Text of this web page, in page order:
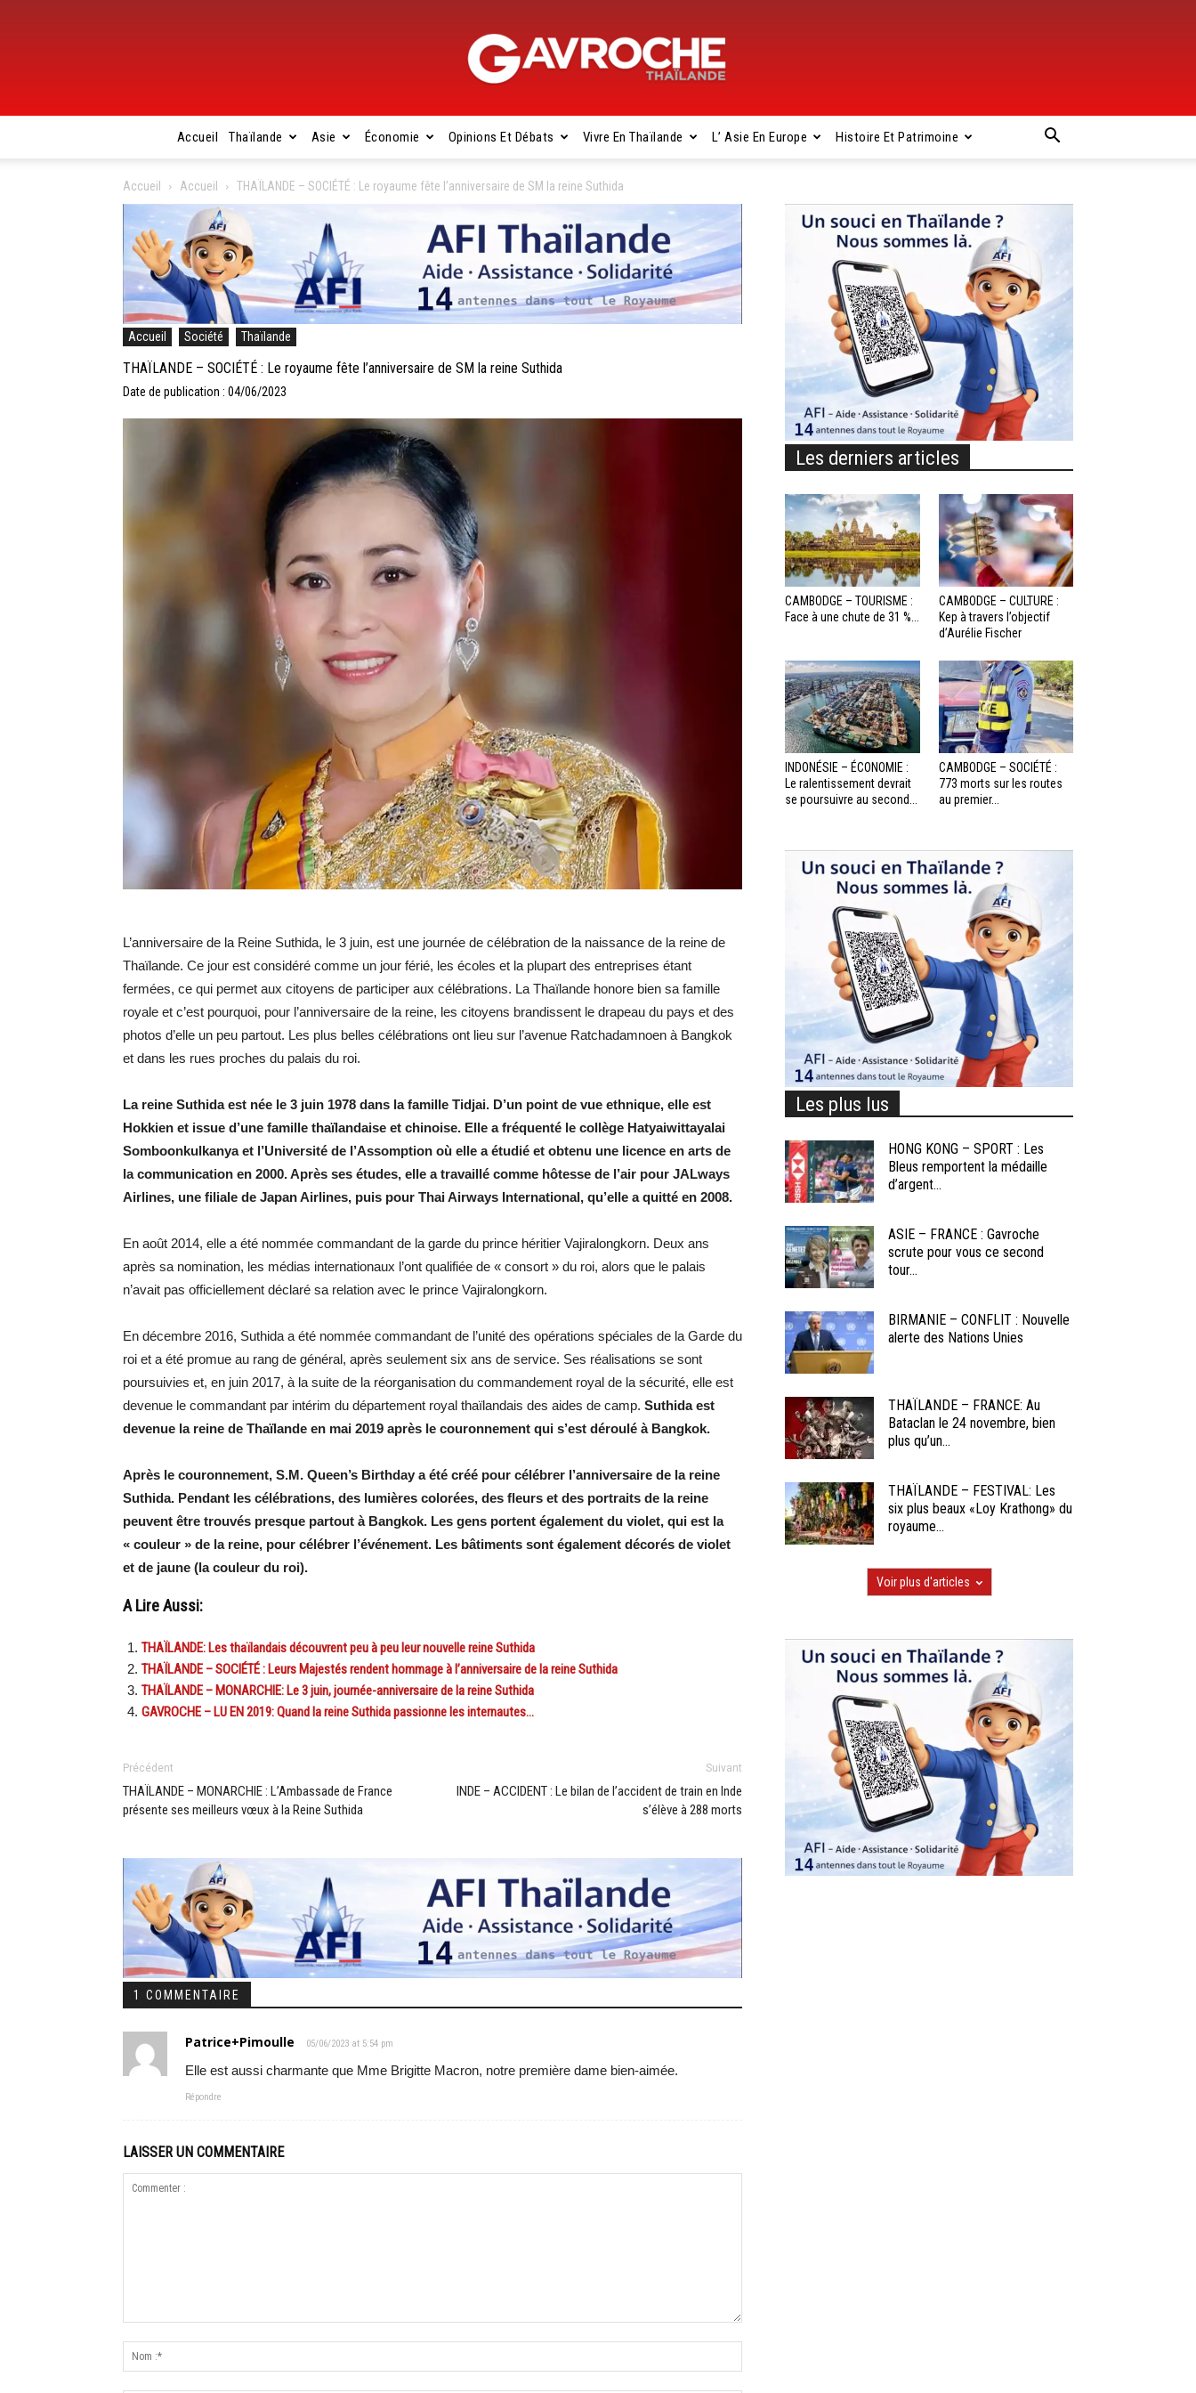
Gavroche
Thaïlande
Accueil Thaïlande Asie Économie Opinions Et Débats Vivre En Thaïlande L’ Asie En Europe Histoire Et Patrimoine
Accueil Accueil THAÏLANDE – SOCIÉTÉ : Le royaume fête l’anniversaire de SM la reine Suthida
Accueil Société Thaïlande
THAÏLANDE – SOCIÉTÉ : Le royaume fête l’anniversaire de SM la reine Suthida
Date de publication : 04/06/2023
L’anniversaire de la Reine Suthida, le 3 juin, est une journée de célébration de la naissance de la reine de
Thaïlande. Ce jour est considéré comme un jour férié, les écoles et la plupart des entreprises étant
fermées, ce qui permet aux citoyens de participer aux célébrations. La Thaïlande honore bien sa famille
royale et c’est pourquoi, pour l’anniversaire de la reine, les citoyens brandissent le drapeau du pays et des
photos d’elle un peu partout. Les plus belles célébrations ont lieu sur l’avenue Ratchadamnoen à Bangkok
et dans les rues proches du palais du roi.
La reine Suthida est née le 3 juin 1978 dans la famille Tidjai. D’un point de vue ethnique, elle est
Hokkien et issue d’une famille thaïlandaise et chinoise. Elle a fréquenté le collège Hatyaiwittayalai
Somboonkulkanya et l’Université de l’Assomption où elle a étudié et obtenu une licence en arts de
la communication en 2000. Après ses études, elle a travaillé comme hôtesse de l’air pour JALways
Airlines, une filiale de Japan Airlines, puis pour Thai Airways International, qu’elle a quitté en 2008.
En août 2014, elle a été nommée commandant de la garde du prince héritier Vajiralongkorn. Deux ans
après sa nomination, les médias internationaux l’ont qualifiée de « consort » du roi, alors que le palais
n’avait pas officiellement déclaré sa relation avec le prince Vajiralongkorn.
En décembre 2016, Suthida a été nommée commandant de l’unité des opérations spéciales de la Garde du
roi et a été promue au rang de général, après seulement six ans de service. Ses réalisations se sont
poursuivies et, en juin 2017, à la suite de la réorganisation du commandement royal de la sécurité, elle est
devenue le commandant par intérim du département royal thaïlandais des aides de camp. Suthida est
devenue la reine de Thaïlande en mai 2019 après le couronnement qui s’est déroulé à Bangkok.
Après le couronnement, S.M. Queen’s Birthday a été créé pour célébrer l’anniversaire de la reine
Suthida. Pendant les célébrations, des lumières colorées, des fleurs et des portraits de la reine
peuvent être trouvés presque partout à Bangkok. Les gens portent également du violet, qui est la
« couleur » de la reine, pour célébrer l’événement. Les bâtiments sont également décorés de violet
et de jaune (la couleur du roi).
A Lire Aussi:
THAÏLANDE: Les thaïlandais découvrent peu à peu leur nouvelle reine Suthida
THAÏLANDE – SOCIÉTÉ : Leurs Majestés rendent hommage à l’anniversaire de la reine Suthida
THAÏLANDE – MONARCHIE: Le 3 juin, journée-anniversaire de la reine Suthida
GAVROCHE – LU EN 2019: Quand la reine Suthida passionne les internautes…
Précédent
THAÏLANDE – MONARCHIE : L’Ambassade de France
présente ses meilleurs vœux à la Reine Suthida
Suivant
INDE – ACCIDENT : Le bilan de l’accident de train en Inde
s’élève à 288 morts
1 COMMENTAIRE
Patrice+Pimoulle 05/06/2023 at 5:54 pm
Elle est aussi charmante que Mme Brigitte Macron, notre première dame bien-aimée.
Répondre
LAISSER UN COMMENTAIRE
Les derniers articles
CAMBODGE – TOURISME :
Face à une chute de 31 %...
CAMBODGE – CULTURE :
Kep à travers l’objectif
d’Aurélie Fischer
INDONÉSIE – ÉCONOMIE :
Le ralentissement devrait
se poursuivre au second...
CAMBODGE – SOCIÉTÉ :
773 morts sur les routes
au premier...
Les plus lus
HONG KONG – SPORT : Les
Bleus remportent la médaille
d’argent...
ASIE – FRANCE : Gavroche
scrute pour vous ce second
tour...
BIRMANIE – CONFLIT : Nouvelle
alerte des Nations Unies
THAÏLANDE – FRANCE: Au
Bataclan le 24 novembre, bien
plus qu’un...
THAÏLANDE – FESTIVAL: Les
six plus beaux «Loy Krathong» du
royaume...
Voir plus d'articles